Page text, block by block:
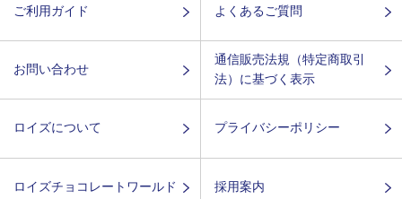
ご利用ガイド よくあるご質問
お問い合わせ
通信販売法規（特定商取引
法）に基づく表示
ロイズについて プライバシーポリシー
ロイズチョコレートワールド 採用案内